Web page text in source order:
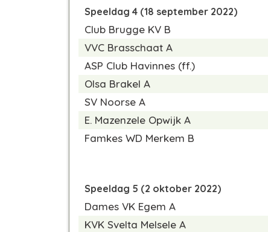
Speeldag 4 (18 september 2022)
Club Brugge KV B
VVC Brasschaat A
ASP Club Havinnes (ff.)
Olsa Brakel A
SV Noorse A
E. Mazenzele Opwijk A
Famkes WD Merkem B
Speeldag 5 (2 oktober 2022)
Dames VK Egem A
KVK Svelta Melsele A